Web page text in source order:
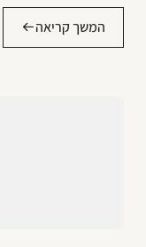
המשך קריאה